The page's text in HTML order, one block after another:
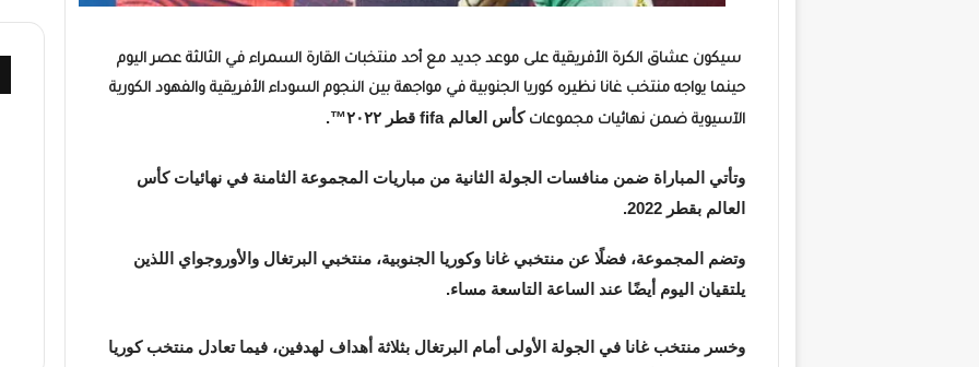
سيكون عشاق الكرة الأفريقية على موعد جديد مع أحد منتخبات القارة السمراء في الثالثة عصر اليوم
حينما يواجه منتخب غانا نظيره كوريا الجنوبية في مواجهة بين النجوم السوداء الأفريقية والفهود الكورية
الآسيوية ضمن نهائيات مجموعات كأس العالم fifa قطر ٢٠٢٢™.
وتأتي المباراة ضمن منافسات الجولة الثانية من مباريات المجموعة الثامنة في نهائيات كأس
العالم بقطر 2022.
وتضم المجموعة، فضلًا عن منتخبي غانا وكوريا الجنوبية، منتخبي البرتغال والأوروجواي اللذين
يلتقيان اليوم أيضًا عند الساعة التاسعة مساء.
وخسر منتخب غانا في الجولة الأولى أمام البرتغال بثلاثة أهداف لهدفين، فيما تعادل منتخب كوريا